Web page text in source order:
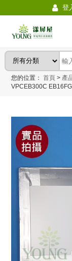
登
您的位置：首頁 > 產
VPCEB300C